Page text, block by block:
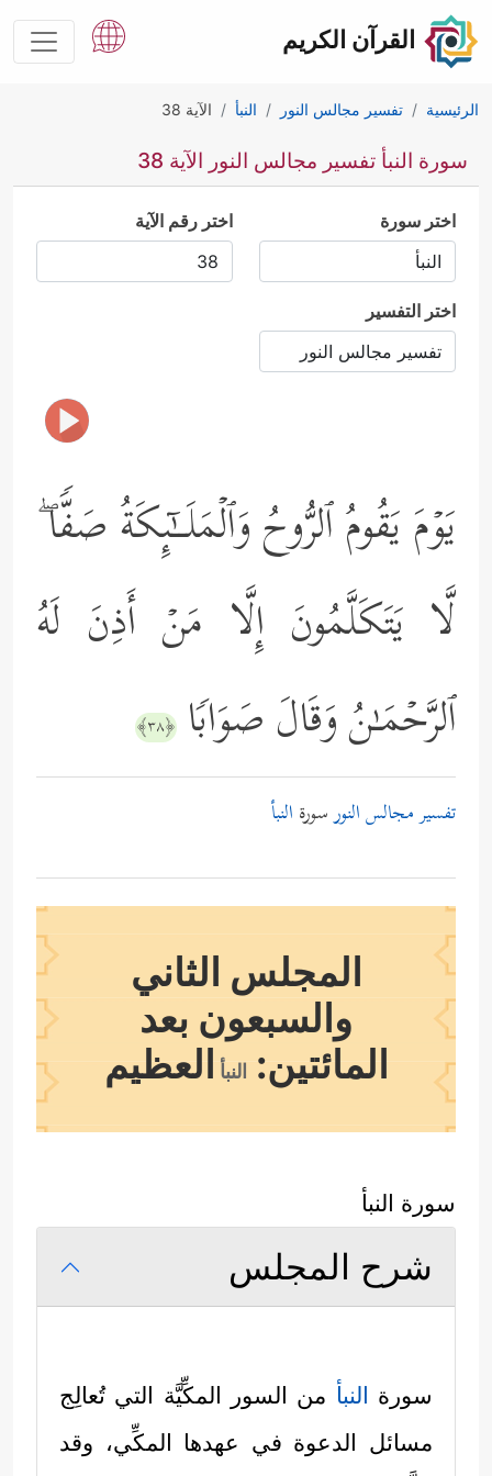
القرآن الكريم
الرئيسية تفسير مجالس النور النبأ الآية 38
سورة النبأ تفسير مجالس النور الآية 38
اختر سورة اختر رقم الآية
اختر التفسير
یَوۡمَ یَقُومُ ٱلرُّوحُ وَٱلۡمَلَــٰۤىِٕكَةُ صَفࣰّا ۖ
لَّا یَتَكَلَّمُونَ إِلَّا مَنۡ أَذِنَ لَهُ
ٱلرَّحۡمَـٰنُ وَقَالَ صَوَابࣰا ﴿٣٨﴾
تفسير مجالس النورسورة النبأ
المجلس الثاني
والسبعون بعد
المائتين:
النبأ العظيم
سورة النبأ
شرح المجلس
سورة النبأ من السور المكِّيَّة التي تُعالِج
مسائل الدعوة في عهدها المكِّي، وقد